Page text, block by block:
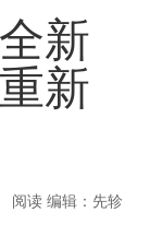
新
新
编辑：先轸
阅读